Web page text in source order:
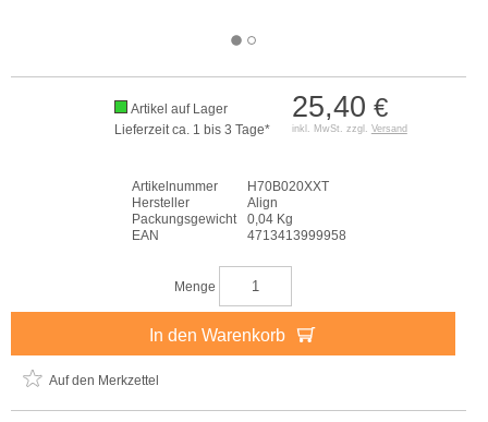
25,40 €
inkl. MwSt. zzgl. Versand
Artikel auf Lager
Lieferzeit ca. 1 bis 3 Tage*
Artikelnummer
H70B020XXT
Hersteller
Align
Packungsgewicht
0,04 Kg
EAN
4713413999958
Menge
In den Warenkorb
Auf den Merkzettel